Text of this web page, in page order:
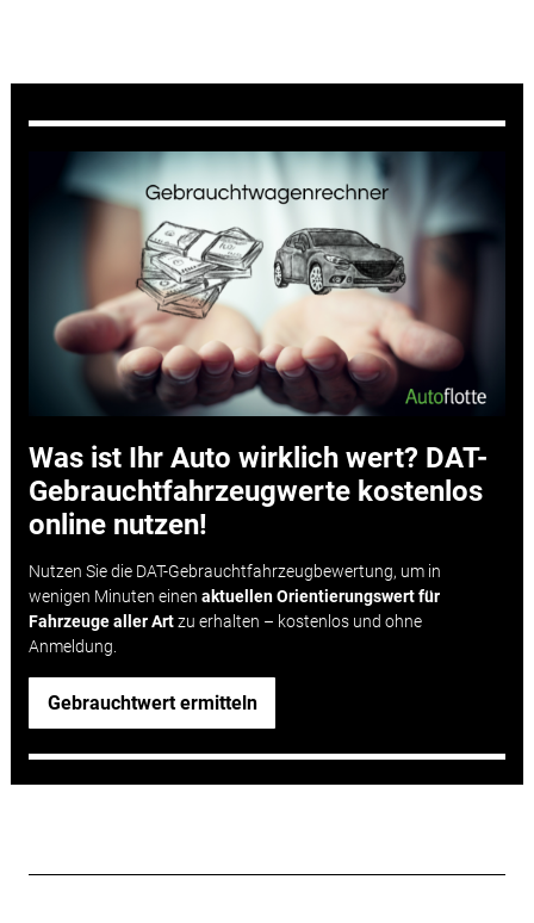
Was ist Ihr Auto wirklich wert? DAT-
Gebrauchtfahrzeugwerte kostenlos
online nutzen!
Nutzen Sie die DAT-Gebrauchtfahrzeugbewertung, um in
wenigen Minuten einen aktuellen Orientierungswert für
Fahrzeuge aller Artzu erhalten – kostenlos und ohne
Anmeldung.
Gebrauchtwert ermitteln